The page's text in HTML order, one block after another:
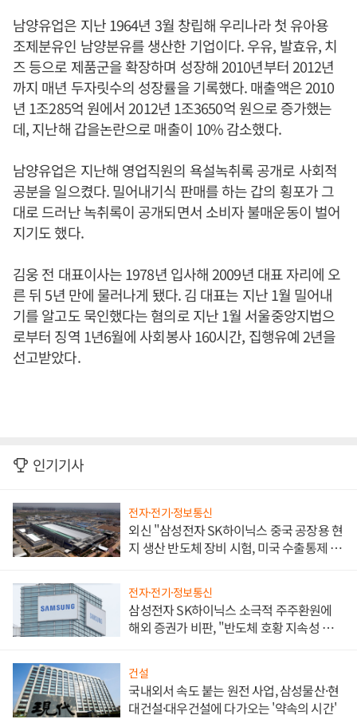
남양유업은 지난 1964년 3월 창립해 우리나라 첫 유아용
조제분유인 남양분유를 생산한 기업이다. 우유, 발효유, 치
즈 등으로 제품군을 확장하며 성장해 2010년부터 2012년
까지 매년 두자릿수의 성장률을 기록했다. 매출액은 2010
년 1조285억 원에서 2012년 1조3650억 원으로 증가했는
데, 지난해 갑을논란으로 매출이 10% 감소했다.
남양유업은 지난해 영업직원의 욕설녹취록 공개로 사회적
공분을 일으켰다. 밀어내기식 판매를 하는 갑의 횡포가 그
대로 드러난 녹취록이 공개되면서 소비자 불매운동이 벌어
지기도 했다.
김웅 전 대표이사는 1978년 입사해 2009년 대표 자리에 오
른 뒤 5년 만에 물러나게 됐다. 김 대표는 지난 1월 밀어내
기를 알고도 묵인했다는 혐의로 지난 1월 서울중앙지법으
로부터 징역 1년6월에 사회봉사 160시간, 집행유예 2년을
선고받았다.
인기기사
전자·전기·정보통신
외신 "삼성전자 SK하이닉스 중국 공장용 현
지 생산 반도체 장비 시험, 미국 수출통제 대
전자·전기·정보통신
삼성전자 SK하이닉스 소극적 주주환원에
해외 증권가 비판, "반도체 호황 지속성 의
건설
국내외서 속도 붙는 원전 사업, 삼성물산·현
대건설·대우건설에 다가오는 '약속의 시간'